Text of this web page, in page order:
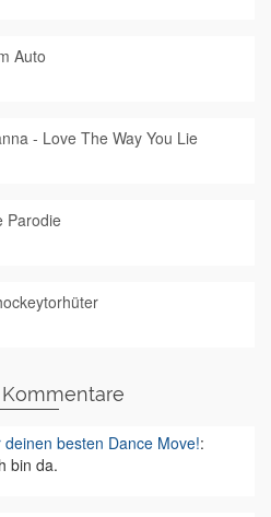
Auto
- Love The Way You Lie
Parodie
deinen besten Dance Move!:
bin da.